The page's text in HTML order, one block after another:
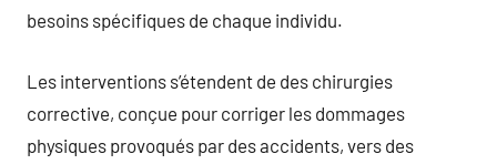
besoins spécifiques de chaque individu.
Les interventions s’étendent de des chirurgies
corrective, conçue pour corriger les dommages
physiques provoqués par des accidents, vers des